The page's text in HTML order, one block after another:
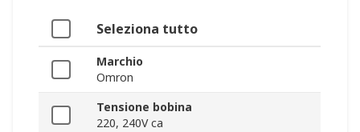
Seleziona tutto
Marchio
Omron
Tensione bobina
220, 240V ca